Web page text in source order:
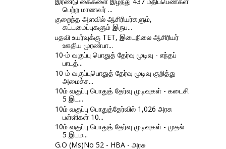
பெற்ற மாணவர் ...
குறைந்த அளவில் ஆசிரியர்களும்,
கட்டமைப்புகளும் இருப...
பதவி உயர்வுக்கு TET, இடைநிலை ஆசிரியர்
ஊதிய முரண்பா...
10-ம் வகுப்பு பொதுத் தேர்வு முடிவு - எந்தப்
பாடத்...
10-ம் வகுப்புபொதுத் தேர்வு முடிவு குறித்து
அமைச்ச...
10ம் வகுப்பு பொதுத் தேர்வு முடிவுகள் - கடைசி
5 இட...
10ம் வகுப்பு பொதுத்தேர்வில் 1,026 அரசு
பள்ளிகள் 10...
10ம் வகுப்பு பொதுத் தேர்வு முடிவுகள் - முதல்
5 இடம...
G.O (Ms)No 52 - HBA - அரசு